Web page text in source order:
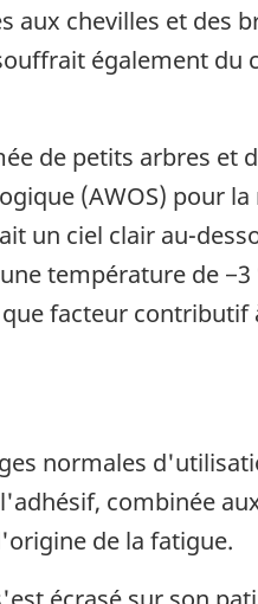
aux chevilles et des
également du
de petits arbres et
(AWOS) pour la
un ciel clair au-
température de −3
facteur contributif
normales
combinée
de la fatigue.